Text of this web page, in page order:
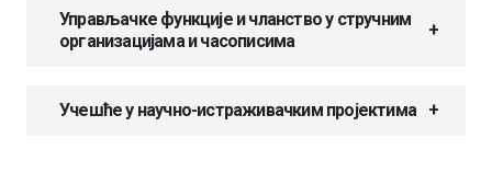
Управљачке функције и чланство у стручним
организацијама и часописима
Учешће у научно-истраживачким пројектима